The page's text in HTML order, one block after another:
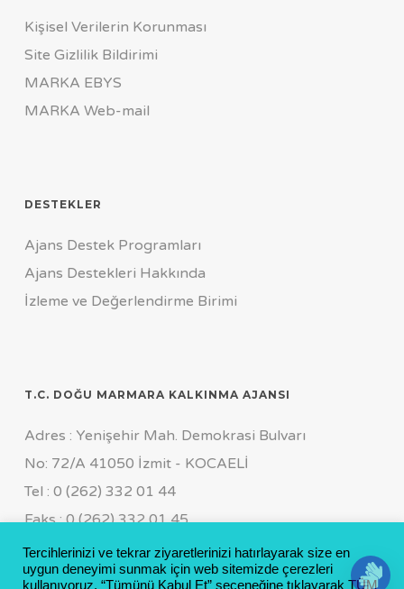
Kişisel Verilerin Korunması
Site Gizlilik Bildirimi
MARKA EBYS
MARKA Web-mail
DESTEKLER
Ajans Destek Programları
Ajans Destekleri Hakkında
İzleme ve Değerlendirme Birimi
T.C. DOĞU MARMARA KALKINMA AJANSI
Adres : Yenişehir Mah. Demokrasi Bulvarı
No: 72/A 41050 İzmit - KOCAELİ
Tel : 0 (262) 332 01 44
Faks : 0 (262) 332 01 45
Genel Sekreterlik Özel Kalem
Tel : 0 (262) 311 19 55 FCT : 0 (533) 169 11 64
Tercihlerinizi ve tekrar ziyaretlerinizi hatırlayarak size en
uygun deneyimi sunmak için web sitemizde çerezleri
kullanıyoruz. “Tümünü Kabul Et” seçeneğine tıklayarak TÜM